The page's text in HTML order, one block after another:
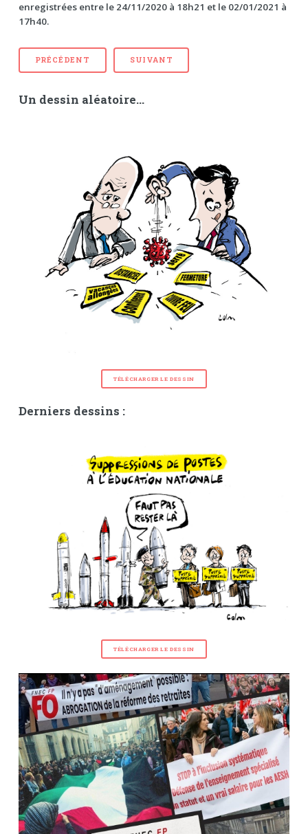
enregistrées entre le 24/11/2020 à 18h21 et le 02/01/2021 à
17h40.
PRÉCÉDENT SUIVANT
Un dessin aléatoire...
TÉLÉCHARGER LE DESSIN
Derniers dessins :
TÉLÉCHARGER LE DESSIN